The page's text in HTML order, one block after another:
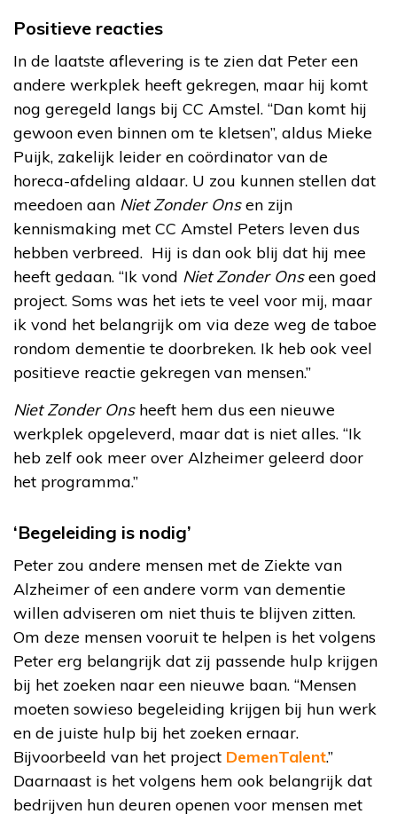
Positieve reacties
In de laatste aflevering is te zien dat Peter een
andere werkplek heeft gekregen, maar hij komt
nog geregeld langs bij CC Amstel. “Dan komt hij
gewoon even binnen om te kletsen”, aldus Mieke
Puijk, zakelijk leider en coördinator van de
horeca-afdeling aldaar. U zou kunnen stellen dat
meedoen aan Niet Zonder Onsen zijn
kennismaking met CC Amstel Peters leven dus
hebben verbreed. Hij is dan ook blij dat hij mee
heeft gedaan. “Ik vond Niet Zonder Onseen goed
project. Soms was het iets te veel voor mij, maar
ik vond het belangrijk om via deze weg de taboe
rondom dementie te doorbreken. Ik heb ook veel
positieve reactie gekregen van mensen.”
Niet Zonder Onsheeft hem dus een nieuwe
werkplek opgeleverd, maar dat is niet alles. “Ik
heb zelf ook meer over Alzheimer geleerd door
het programma.”
‘Begeleiding is nodig’
Peter zou andere mensen met de Ziekte van
Alzheimer of een andere vorm van dementie
willen adviseren om niet thuis te blijven zitten.
Om deze mensen vooruit te helpen is het volgens
Peter erg belangrijk dat zij passende hulp krijgen
bij het zoeken naar een nieuwe baan. “Mensen
moeten sowieso begeleiding krijgen bij hun werk
en de juiste hulp bij het zoeken ernaar.
Bijvoorbeeld van het project DemenTalent.”
Daarnaast is het volgens hem ook belangrijk dat
bedrijven hun deuren openen voor mensen met